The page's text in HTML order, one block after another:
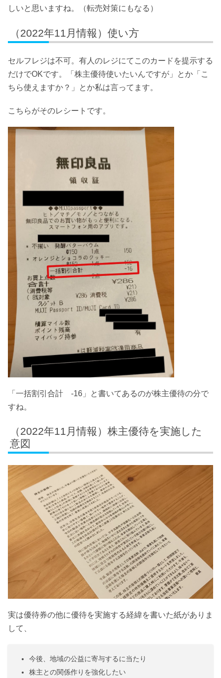
しいと思いますね。（転売対策にもなる）
（2022年11月情報）使い方
セルフレジは不可。有人のレジにてこのカードを提示する
だけでOKです。「株主優待使いたいんですが」とか「こ
ちら使えますか？」とか私は言ってます。
こちらがそのレシートです。
「一括割引合計 -16」と書いてあるのが株主優待の分で
すね。
（2022年11月情報）株主優待を実施した
意図
実は優待券の他に優待を実施する経緯を書いた紙がありま
して、
今後、地域の公益に寄与するに当たり
株主との関係作りを強化したい